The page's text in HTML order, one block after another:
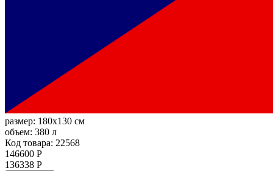
размер: 180x130 см
объем: 380 л
Код товара: 22568
146600 Р
136338 Р